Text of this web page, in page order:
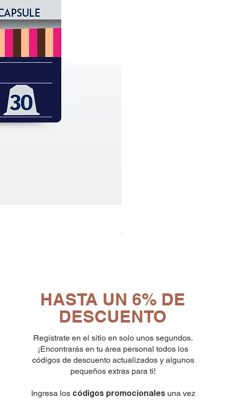
30x8 Caps. Alluminio
Precio
65,19 €
HASTA UN 6% DE
DESCUENTO
Regístrate en el sitio en solo unos segundos.
¡Encontrarás en tu área personal todos los
códigos de descuento actualizados y algunos
pequeños extras para ti!
Ingresa los códigos promocionalesuna vez